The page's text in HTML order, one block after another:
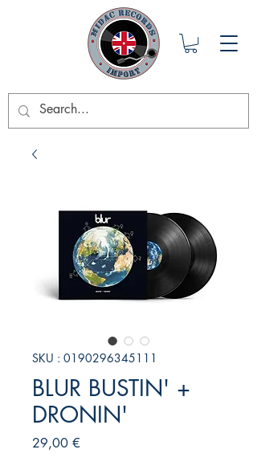
SKU : 0190296345111
BLUR BUSTIN' +
DRONIN'
29,00 €Prix